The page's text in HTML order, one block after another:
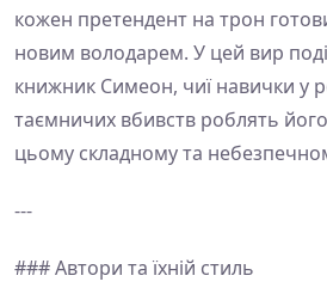
кожен претендент на трон
новим володарем. У цей вир
книжник Симеон, чиї навички у
таємничих вбивств роблять
цьому складному та
---
### Автори та їхній стиль